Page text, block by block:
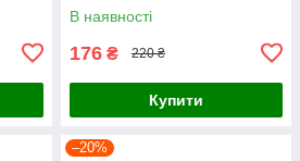
В наявності
176 ₴ 220 ₴
Купити
–20%